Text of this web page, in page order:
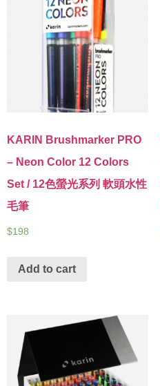
KARIN Brushmarker PRO
– Neon Color 12 Colors
Set / 12色螢光系列 軟頭水性
毛筆
$198
Add to cart